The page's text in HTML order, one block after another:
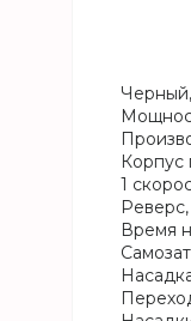
Корпус
1
Реверс,
Время